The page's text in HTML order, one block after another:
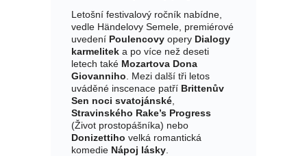
Letošní festivalový ročník nabídne,
vedle Händelovy Semele, premiérové
uvedení Poulencovy opery Dialogy
karmelitek a po více než deseti
letech také Mozartova Dona
Giovanniho . Mezi další tři letos
uváděné inscenace patří Brittenův
Sen noci svatojánské
Stravinského Rake’s Progress
(Život prostopášníka) nebo
Donizettiho velká romantická
komedie Nápoj lásky